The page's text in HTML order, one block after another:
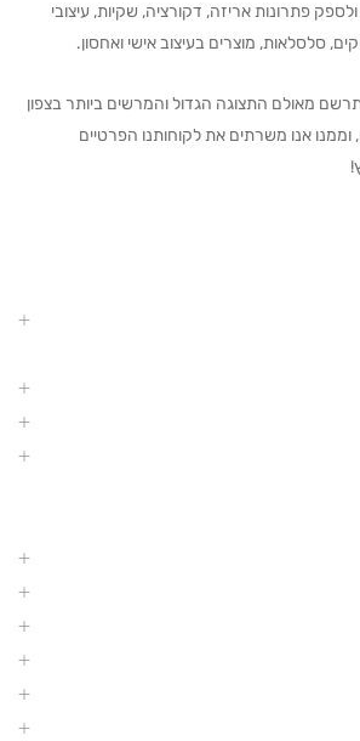
פתרונות אריזה, דקורציה, שקיות, עיצובי
סלסלאות, מוצרים בעיצוב אישי ואחסון.
מאולם התצוגה הגדול והמרשים ביותר בצפון
800 מטרים, וממנו אנו משרתים את לקוחותנו הפרטיים